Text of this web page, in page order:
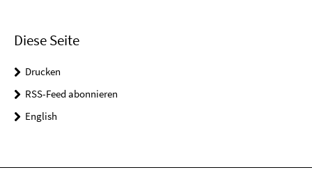
Diese Seite
Drucken
RSS-Feed abonnieren
English